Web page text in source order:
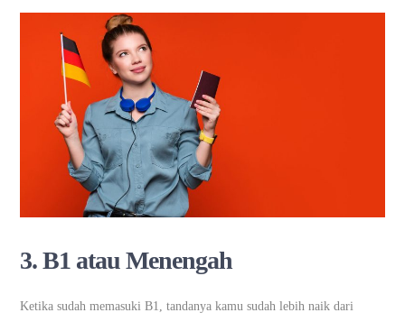
3. B1 atau Menengah
Ketika sudah memasuki B1, tandanya kamu sudah lebih naik dari